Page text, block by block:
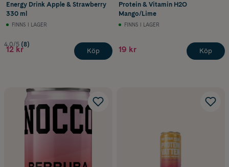
Energy Drink Apple & Strawberry
330 ml
FINNS I LAGER
4.0/5 (8)
12 kr Köp
Protein & Vitamin H2O
Mango/Lime
FINNS I LAGER
19 kr Köp